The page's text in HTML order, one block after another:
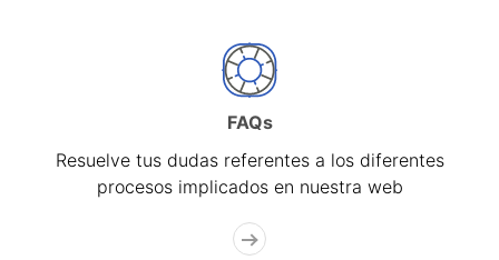
FAQs
Resuelve tus dudas referentes a los diferentes
procesos implicados en nuestra web